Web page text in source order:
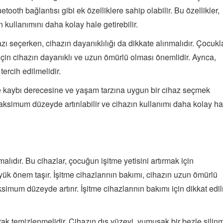
bağlantısı gibi ek özelliklere sahip olabilir. Bu özellikler,
daha kolay hale getirebilir.
seçerken, cihazın dayanıklılığı da dikkate alınmalıdır.
cihazın dayanıklı ve uzun ömürlü olması önemlidir. Ayrıca,
tercih edilmelidir.
derecesine ve yaşam tarzına uygun bir cihaz seçmek
düzeyde artırılabilir ve cihazın kullanımı daha kolay
Bu cihazlar, çocuğun işitme yetisini artırmak için
önem taşır. İşitme cihazlarının bakımı, cihazın uzun ömürlü
düzeyde artırır. İşitme cihazlarının bakımı için dikkat